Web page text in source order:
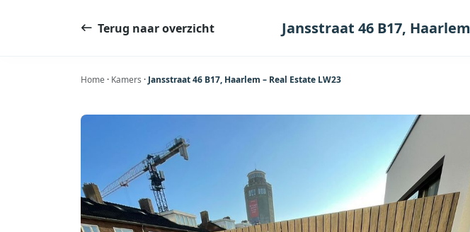
Terug naar overzicht Jansstraat 46 B17,
Home · Kamers · Jansstraat 46 B17, Haarlem – Real Estate LW23